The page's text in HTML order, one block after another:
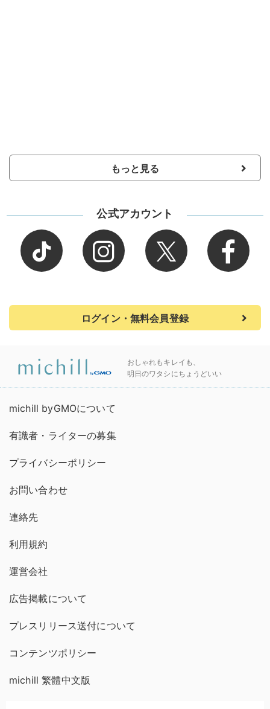
もっと見る
公式アカウント
ログイン・無料会員登録
おしゃれもキレイも、
明日のワタシにちょうどいい
michill byGMOについて
有識者・ライターの募集
プライバシーポリシー
お問い合わせ
連絡先
利用規約
運営会社
広告掲載について
プレスリリース送付について
コンテンツポリシー
michill 繁體中文版